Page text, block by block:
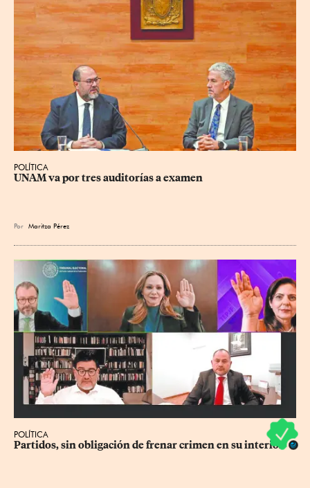
POLÍTICA
UNAM va por tres auditorías a examen
Por Maritza Pérez
POLÍTICA
Partidos, sin obligación de frenar crimen en su interior